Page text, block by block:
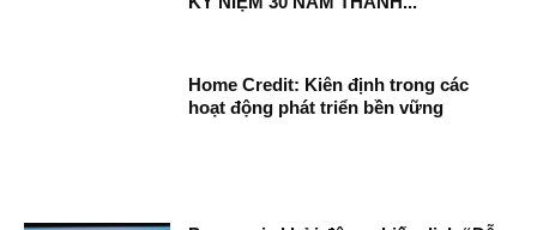
Home Credit: Kiên định trong các
hoạt động phát triển bền vững